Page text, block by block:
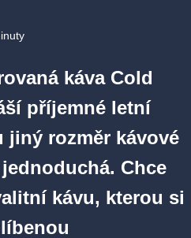
káva Cold
příjemné letní
jiný rozměr kávové
Chce
kávu, kterou si